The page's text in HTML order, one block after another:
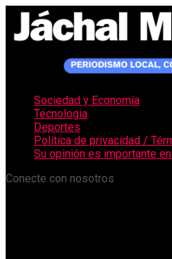
Sociedad y Economía
Tecnologia
Deportes
Política de privacidad /
Su opinión es importante
Conecte con nosotros